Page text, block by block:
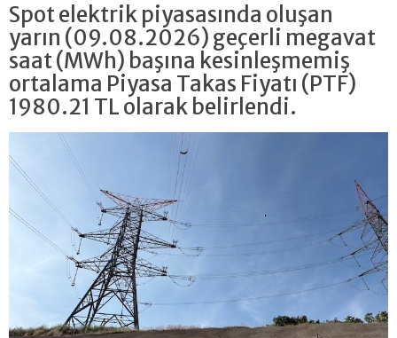
Spot elektrik piyasasında oluşan
yarın (09.08.2026) geçerli megavat
saat (MWh) başına kesinleşmemiş
ortalama Piyasa Takas Fiyatı (PTF)
1980.21 TL olarak belirlendi.